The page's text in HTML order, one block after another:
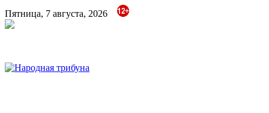
Пятница, 7 августа, 2026